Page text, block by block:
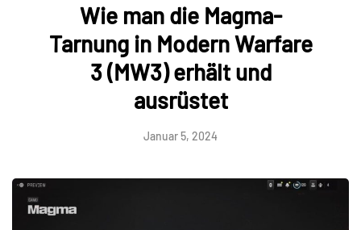
Wie man die Magma-
Tarnung in Modern Warfare
3 (MW3) erhält und
ausrüstet
Januar 5, 2024